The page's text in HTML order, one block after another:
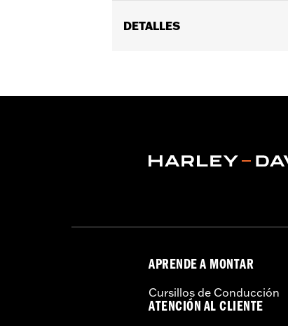
DETALLES
Colección:Adversary
APRENDE A MONTAR
Cursillos de Conducción
ATENCIÓN AL CLIENTE